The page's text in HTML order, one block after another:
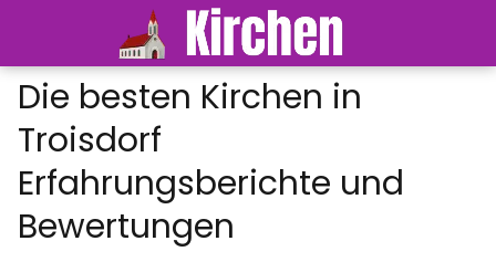
Die besten Kirchen in
Troisdorf
Erfahrungsberichte und
Bewertungen